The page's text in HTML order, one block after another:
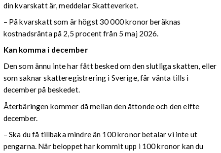
din kvarskatt är, meddelar Skatteverket.
– På kvarskatt som är högst 30 000 kronor beräknas
kostnadsränta på 2,5 procent från 5 maj 2026.
Kan komma i december
Den som ännu inte har fått besked om den slutliga skatten, eller
som saknar skatteregistrering i Sverige, får vänta tills i
december på beskedet.
Återbäringen kommer då mellan den åttonde och den elfte
december.
– Ska du få tillbaka mindre än 100 kronor betalar vi inte ut
pengarna. När beloppet har kommit upp i 100 kronor kan du